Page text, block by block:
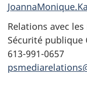
Relations avec
Sécurité publique
613-991-0657